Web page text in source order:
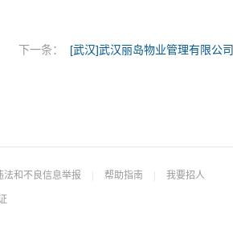
下一条： [武汉]武汉丽岛物业管理有限公司
法和不良信息举报 帮助指南 我要招人